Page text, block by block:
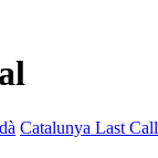
Catalunya Last Call